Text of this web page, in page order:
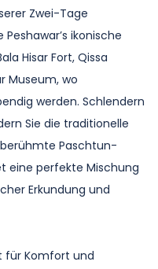
Zwei-Tage
ikonische
Hisar Fort, Qissa
Museum, wo
werden. Schlendern
Sie die traditionelle
Paschtun-
eine perfekte Mischung
Erkundung und
für Komfort und